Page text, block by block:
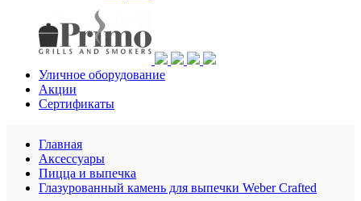
Уличное оборудование
Акции
Сертификаты
Главная
Аксессуары
Пицца и выпечка
Глазурованный камень для выпечки Weber Crafted